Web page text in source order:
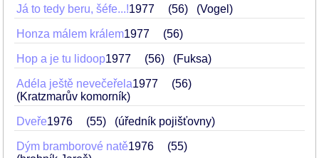
Já to tedy beru, šéfe...!1977 56 (Vogel)
Honza málem králem1977 56
Hop a je tu lidoop1977 56 (Fuksa)
Adéla ještě nevečeřela1977
56
(Kratzmarův komorník)
Dveře1976 55 (úředník pojišťovny)
Dým bramborové natě1976
55